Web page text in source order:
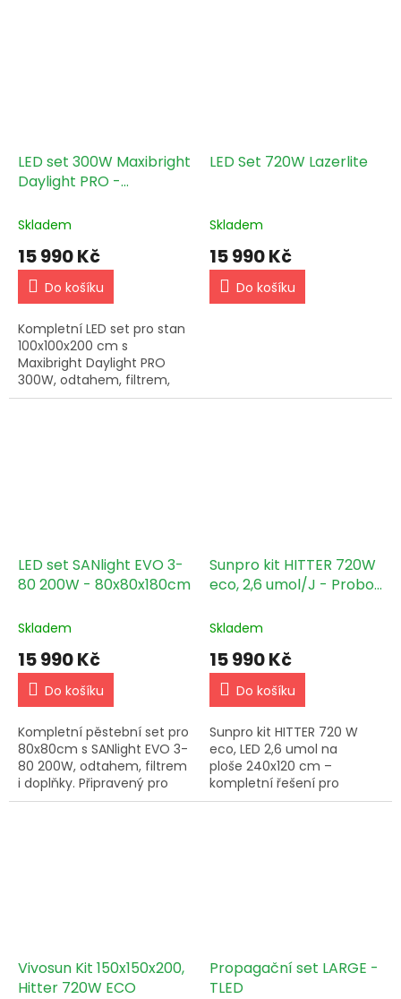
LED set 300W Maxibright
Daylight PRO -
Skladem
15 990 Kč
Do košíku
Kompletní LED set pro stan
100x100x200 cm s
Maxibright Daylight PRO
300W, odtahem, filtrem,
květníky i měřením.
LED Set 720W Lazerlite
Skladem
15 990 Kč
Do košíku
LED set SANlight EVO 3-
80 200W - 80x80x180cm
Skladem
15 990 Kč
Do košíku
Kompletní pěstební set pro
80x80cm s SANlight EVO 3-
80 200W, odtahem, filtrem
i doplňky. Připravený pro
stabilní provoz a snadné
Sunpro kit HITTER 720W
eco, 2,6 umol/J - Probox
Skladem
15 990 Kč
Do košíku
Sunpro kit HITTER 720 W
eco, LED 2,6 umol na
ploše 240x120 cm –
kompletní řešení pro
domácí pěstování.
Vivosun Kit 150x150x200,
Hitter 720W ECO
Propagační set LARGE -
TLED